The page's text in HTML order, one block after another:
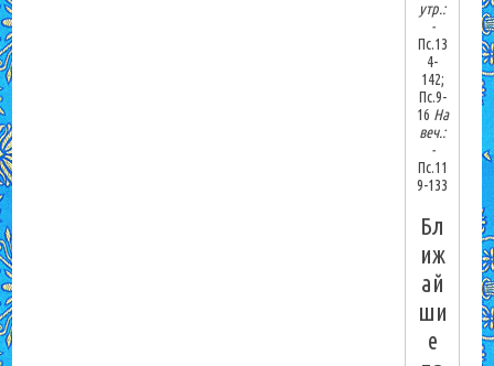
утр.:
-
Пс.13
4-
142;
Пс.9-
16 На
веч.:
-
Пс.11
9-133
Бл
иж
ай
ши
е